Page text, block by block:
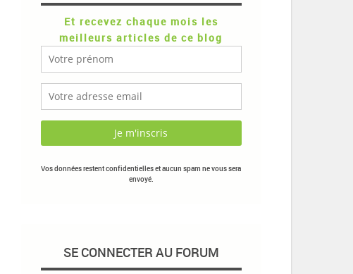
Et recevez chaque mois les
meilleurs articles de ce blog
Vos données restent confidentielles et aucun spam ne vous sera
envoyé.
SE CONNECTER AU FORUM